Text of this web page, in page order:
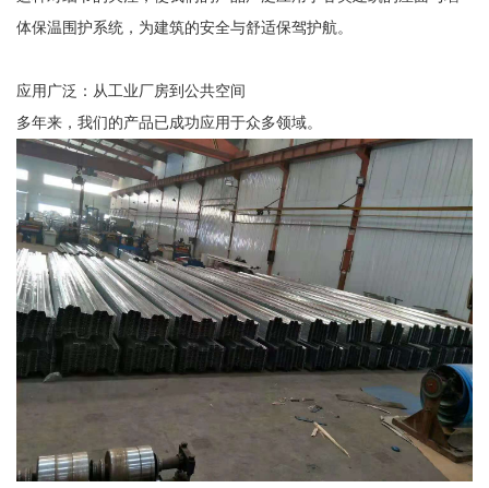
体保温围护系统，为建筑的安全与舒适保驾护航。
应用广泛：从工业厂房到公共空间
多年来，我们的产品已成功应用于众多领域。